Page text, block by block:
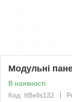
Модульні
В наявності
Код: ItBells132